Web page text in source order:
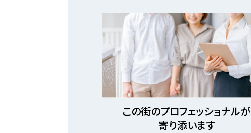
この街のプロフェッショナルが
寄り添います